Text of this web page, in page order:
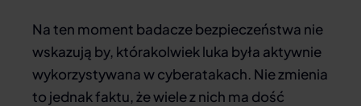
Na ten moment badacze bezpieczeństwa nie
wskazują by, którakolwiek luka była aktywnie
wykorzystywana w cyberatakach. Nie zmienia
to jednak faktu, że wiele z nich ma dość